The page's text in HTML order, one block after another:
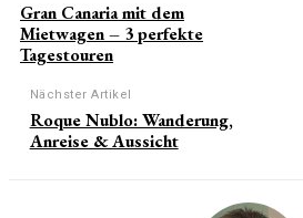
Gran Canaria mit dem
Mietwagen – 3 perfekte
Tagestouren
Nächster Artikel
Roque Nublo: Wanderung,
Anreise & Aussicht